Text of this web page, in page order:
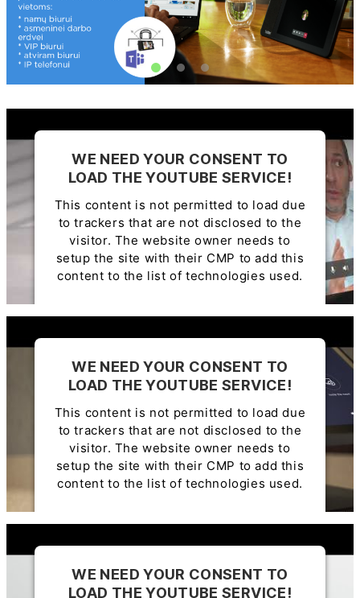
WE NEED YOUR CONSENT TO
LOAD THE YOUTUBE SERVICE!
This content is not permitted to load due
to trackers that are not disclosed to the
visitor. The website owner needs to
setup the site with their CMP to add this
content to the list of technologies used.
WE NEED YOUR CONSENT TO
LOAD THE YOUTUBE SERVICE!
This content is not permitted to load due
to trackers that are not disclosed to the
visitor. The website owner needs to
setup the site with their CMP to add this
content to the list of technologies used.
WE NEED YOUR CONSENT TO
LOAD THE YOUTUBE SERVICE!